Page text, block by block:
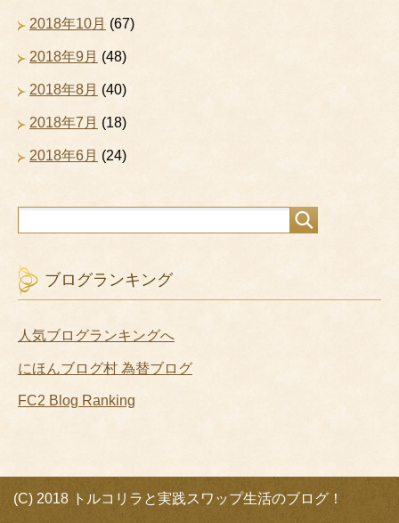
2018年10月 (67)
2018年9月 (48)
2018年8月 (40)
2018年7月 (18)
2018年6月 (24)
ブログランキング
人気ブログランキングへ
にほんブログ村 為替ブログ
FC2 Blog Ranking
(C) 2018 トルコリラと実践スワップ生活のブログ！